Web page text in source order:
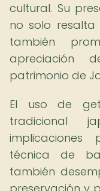
cultural. Su
no solo resalta
también
apreciación
patrimonio de
El uso de
tradicional
técnica de
también